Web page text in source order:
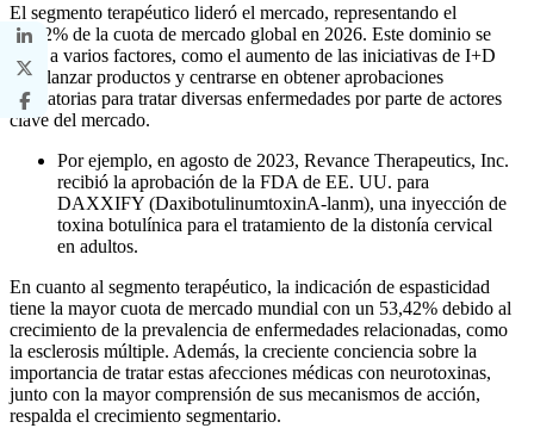
El segmento terapéutico lideró el mercado, representando el
53,42% de la cuota de mercado global en 2026. Este dominio se
debe a varios factores, como el aumento de las iniciativas de I+D
para lanzar productos y centrarse en obtener aprobaciones
regulatorias para tratar diversas enfermedades por parte de actores
clave del mercado.
Por ejemplo, en agosto de 2023, Revance Therapeutics, Inc.
recibió la aprobación de la FDA de EE. UU. para
DAXXIFY (DaxibotulinumtoxinA-lanm), una inyección de
toxina botulínica para el tratamiento de la distonía cervical
en adultos.
En cuanto al segmento terapéutico, la indicación de espasticidad
tiene la mayor cuota de mercado mundial con un 53,42% debido al
crecimiento de la prevalencia de enfermedades relacionadas, como
la esclerosis múltiple. Además, la creciente conciencia sobre la
importancia de tratar estas afecciones médicas con neurotoxinas,
junto con la mayor comprensión de sus mecanismos de acción,
respalda el crecimiento segmentario.